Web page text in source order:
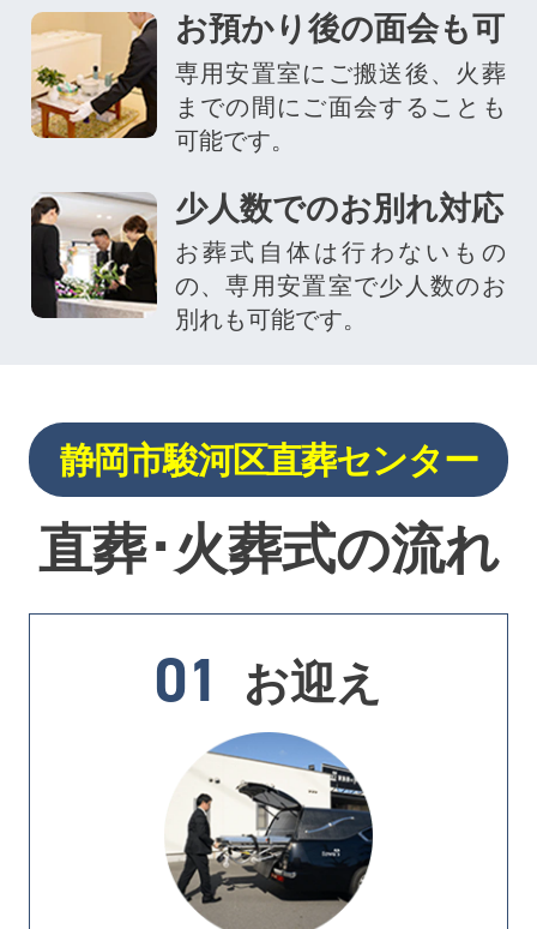
お預かり後の面会も可
専用安置室にご搬送後、火葬
までの間にご面会することも
可能です。
少人数でのお別れ対応
お葬式自体は行わないもの
の、専用安置室で少人数のお
別れも可能です。
静岡市駿河区直葬センター
直葬･火葬式の流れ
01 お迎え